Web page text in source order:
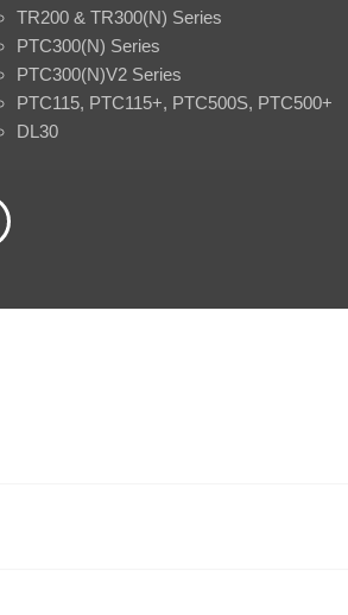
TR200 & TR300(N) Series
PTC300(N) Series
PTC300(N)V2 Series
PTC115, PTC115+, PTC500S, PTC500+
DL30